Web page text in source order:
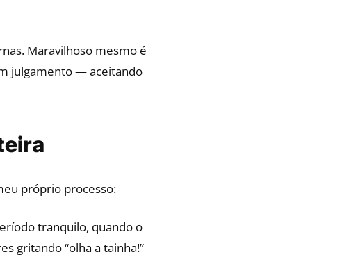
Maravilhoso mesmo é
julgamento — aceitando
próprio processo:
tranquilo, quando o
gritando “olha a tainha!”